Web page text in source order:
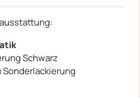
Schwarz